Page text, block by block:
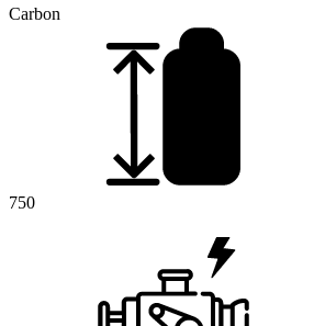
Carbon
750